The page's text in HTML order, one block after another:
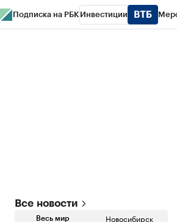
Подписка на РБК Инвестиции
Все новости
Весь мир Новосибирск